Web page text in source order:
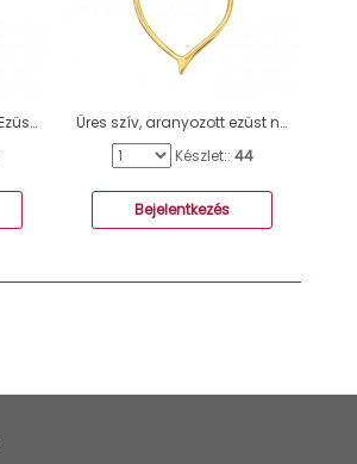
Mérleg Állatöv Jel - 925 Ezüst Kő nélküli nyakláncok A4S43940
Üres szív, aranyozott ezüst nyaklánc - 925 Ezüst Kő Nélküli Nyakláncok A4S46220
Készlet:: 44
Bejelentkezés